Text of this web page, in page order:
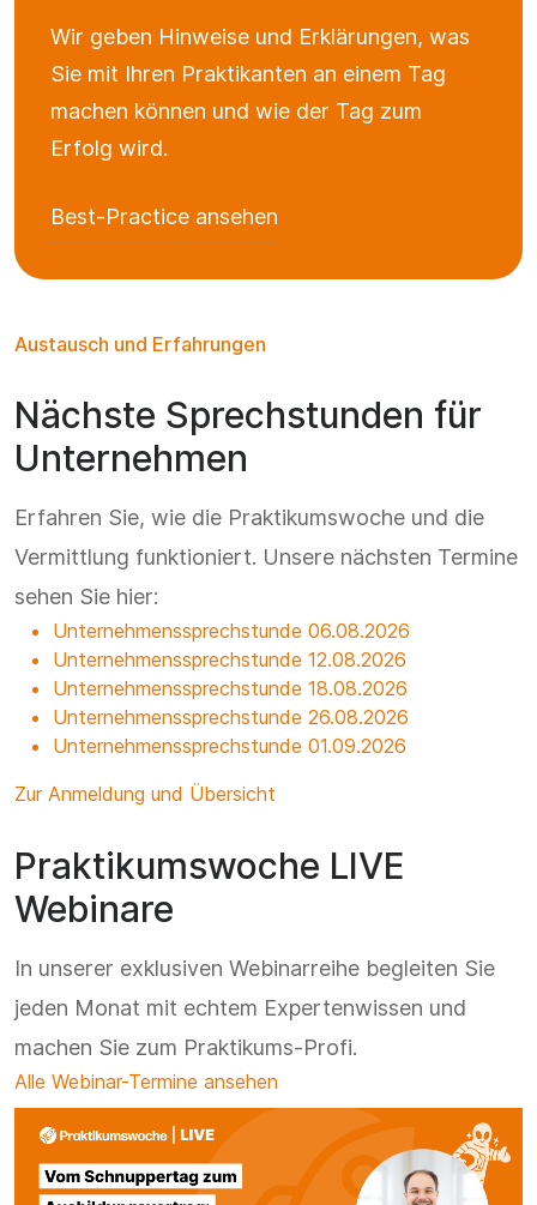
Wir geben Hinweise und Erklärungen, was
Sie mit Ihren Praktikanten an einem Tag
machen können und wie der Tag zum
Erfolg wird.
Best-Practice ansehen
Austausch und Erfahrungen
Nächste Sprechstunden für
Unternehmen
Erfahren Sie, wie die Praktikumswoche und die
Vermittlung funktioniert. Unsere nächsten Termine
sehen Sie hier:
Unternehmenssprechstunde 06.08.2026
Unternehmenssprechstunde 12.08.2026
Unternehmenssprechstunde 18.08.2026
Unternehmenssprechstunde 26.08.2026
Unternehmenssprechstunde 01.09.2026
Zur Anmeldung und Übersicht
Praktikumswoche LIVE
Webinare
In unserer exklusiven Webinarreihe begleiten Sie
jeden Monat mit echtem Expertenwissen und
machen Sie zum Praktikums-Profi.
Alle Webinar-Termine ansehen